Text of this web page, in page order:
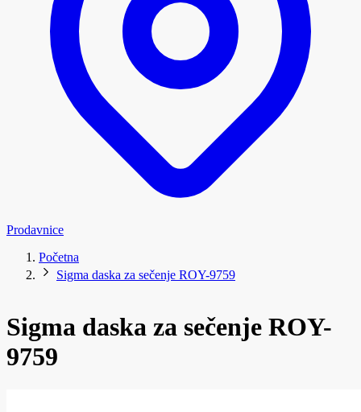
Prodavnice
Početna
Sigma daska za sečenje ROY-9759
Sigma daska za sečenje ROY-
9759